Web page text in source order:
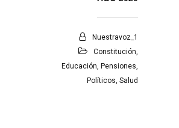
Nuestravoz_1
Constitución,
Educación, Pensiones,
Políticos, Salud